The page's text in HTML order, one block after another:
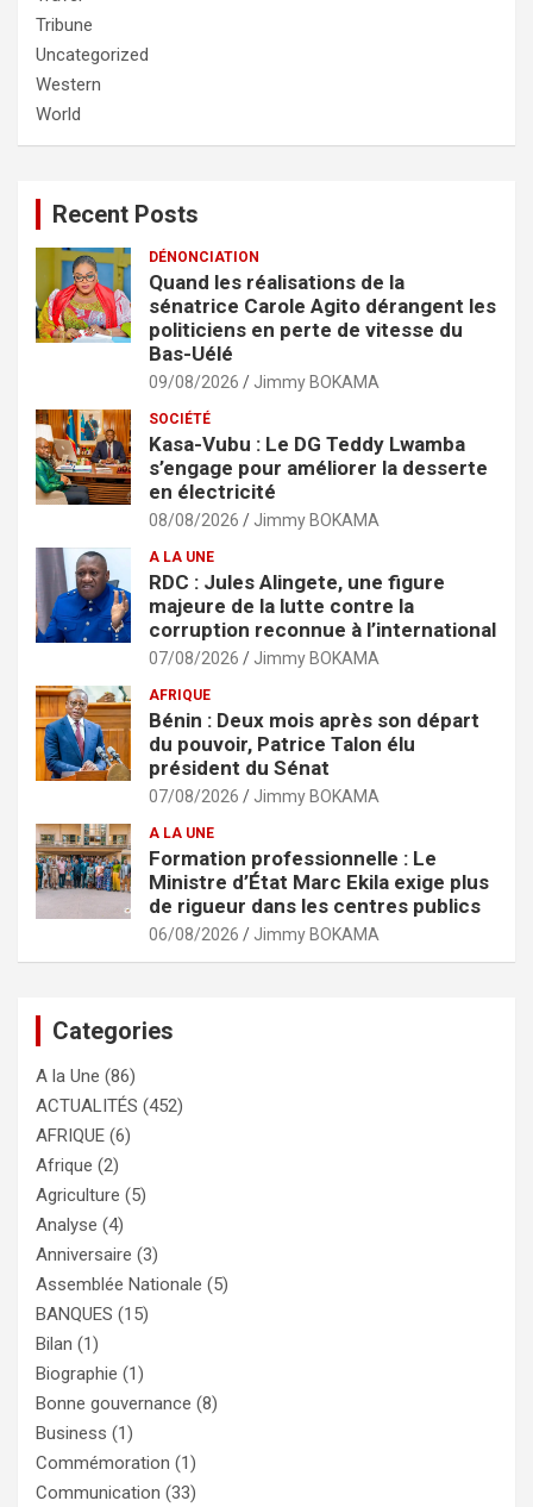
Tribune
Uncategorized
Western
World
Recent Posts
DÉNONCIATION
Quand les réalisations de la
sénatrice Carole Agito dérangent les
politiciens en perte de vitesse du
Bas-Uélé
09/08/2026 Jimmy BOKAMA
SOCIÉTÉ
Kasa-Vubu : Le DG Teddy Lwamba
s’engage pour améliorer la desserte
en électricité
08/08/2026 Jimmy BOKAMA
A LA UNE
RDC : Jules Alingete, une figure
majeure de la lutte contre la
corruption reconnue à l’international
07/08/2026 Jimmy BOKAMA
AFRIQUE
Bénin : Deux mois après son départ
du pouvoir, Patrice Talon élu
président du Sénat
07/08/2026 Jimmy BOKAMA
A LA UNE
Formation professionnelle : Le
Ministre d’État Marc Ekila exige plus
de rigueur dans les centres publics
06/08/2026 Jimmy BOKAMA
Categories
A la Une (86)
ACTUALITÉS (452)
AFRIQUE (6)
Afrique (2)
Agriculture (5)
Analyse (4)
Anniversaire (3)
Assemblée Nationale (5)
BANQUES (15)
Bilan (1)
Biographie (1)
Bonne gouvernance (8)
Business (1)
Commémoration (1)
Communication (33)